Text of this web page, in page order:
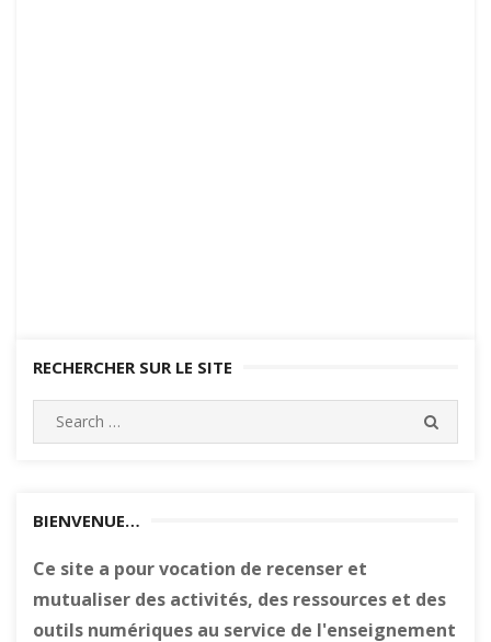
RECHERCHER SUR LE SITE
BIENVENUE…
Ce site a pour vocation de recenser et
mutualiser des activités, des ressources et des
outils numériques au service de l'enseignement